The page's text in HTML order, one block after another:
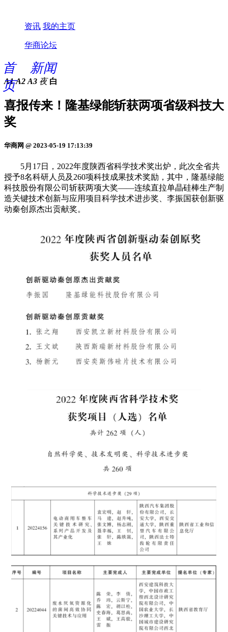
资讯 我的主页
华商论坛
首
页
新闻
A1 A2 A3 夜 白
喜报传来！隆基绿能斩获两项省级科技大
奖
华商网 @ 2023-05-19 17:13:39
5月17日，2022年度陕西省科学技术奖出炉，此次全省共
授予8名科研人员及260项科技成果技术奖励，其中，隆基绿能
科技股份有限公司斩获两项大奖——连续直拉单晶硅棒生产制
造关键技术创新与应用项目科学技术进步奖、李振国获创新驱
动秦创原杰出贡献奖。